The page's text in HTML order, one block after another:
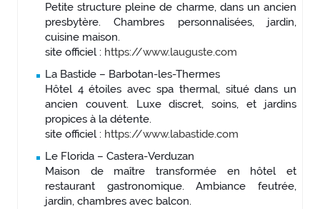
Petite structure pleine de charme, dans un ancien
presbytère. Chambres personnalisées, jardin,
cuisine maison.
site officiel : https://www.lauguste.com
La Bastide – Barbotan-les-Thermes
Hôtel 4 étoiles avec spa thermal, situé dans un
ancien couvent. Luxe discret, soins, et jardins
propices à la détente.
site officiel : https://www.labastide.com
Le Florida – Castera-Verduzan
Maison de maître transformée en hôtel et
restaurant gastronomique. Ambiance feutrée,
jardin, chambres avec balcon.